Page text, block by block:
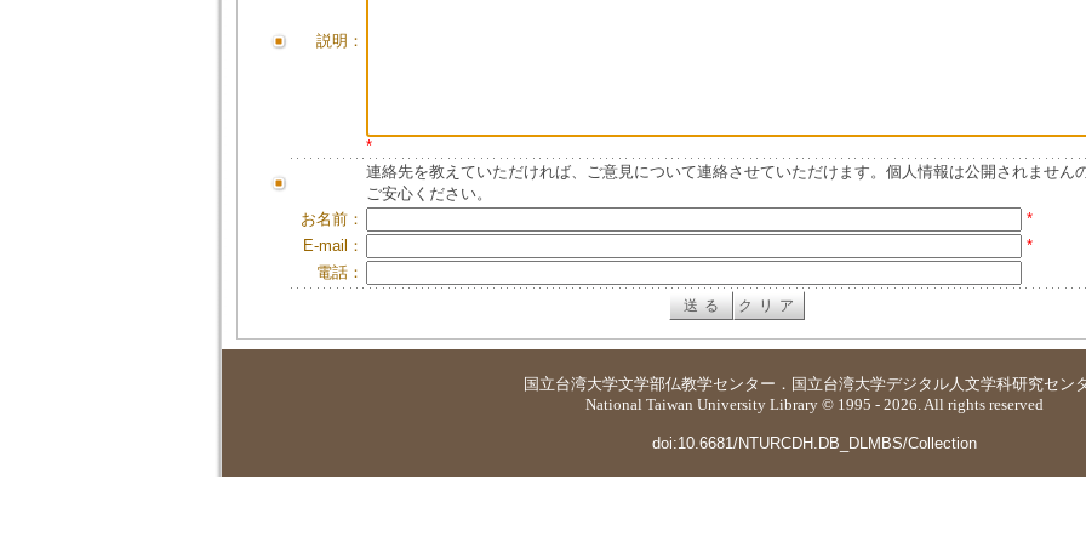
説明：
*
連絡先を教えていただければ、ご意見について連絡させていただけます。個人情報は公開されません
ご安心ください。
お名前：
*
E-mail：
*
電話：
国立台湾大学文学部仏教学センター ． 国立台湾大学デジタル人文学科研究セン
National Taiwan University Library © 1995 - 2026. All rights reserved
doi:10.6681/NTURCDH.DB_DLMBS/Collection